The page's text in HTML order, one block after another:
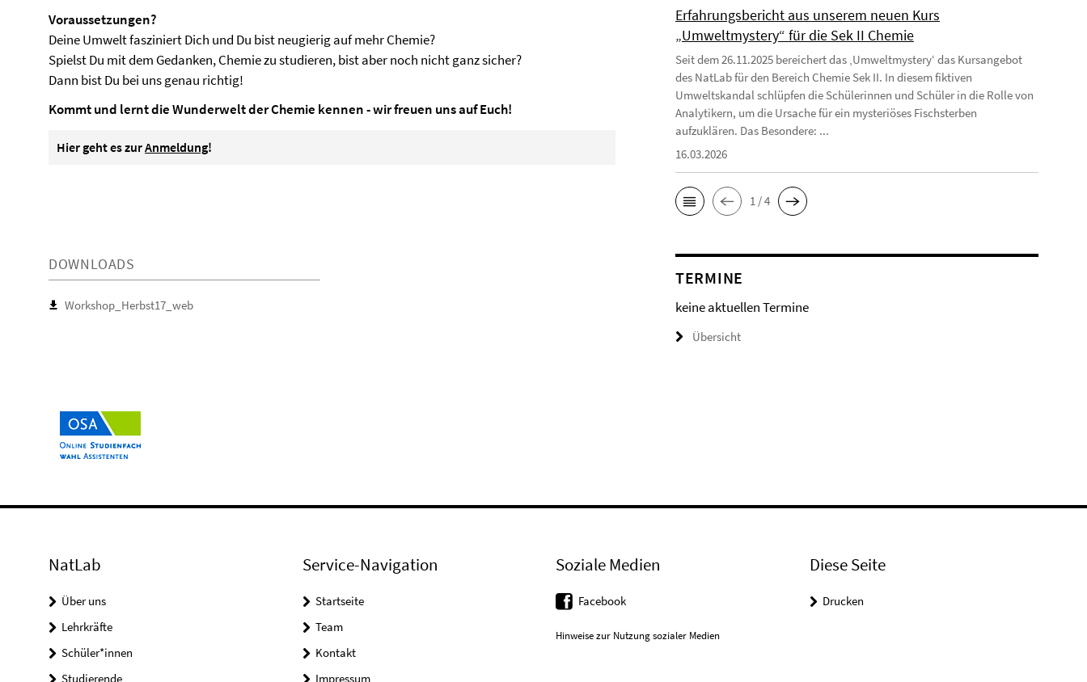
Voraussetzungen?
Deine Umwelt fasziniert Dich und Du bist neugierig auf mehr Chemie?
Spielst Du mit dem Gedanken, Chemie zu studieren, bist aber noch nicht ganz sicher?
Dann bist Du bei uns genau richtig!
Kommt und lernt die Wunderwelt der Chemie kennen -wir freuen uns auf Euch!
Hier geht es zurAnmeldung!
DOWNLOADS
Workshop_Herbst17_web
Erfahrungsbericht aus unserem neuen Kurs
„Umweltmystery“ für die Sek II Chemie
Seit dem 26.11.2025 bereichert das ‚Umweltmystery‘ das Kursangebot
des NatLab für den Bereich Chemie Sek II. In diesem fiktiven
Umweltskandal schlüpfen die Schülerinnen und Schüler in die Rolle von
Analytikern, um die Ursache für ein mysteriöses Fischsterben
aufzuklären. Das Besondere: ...
16.03.2026
1 / 4
TERMINE
keine aktuellen Termine
Übersicht
NatLab
Über uns
Lehrkräfte
Schüler*innen
Studierende
Service-Navigation
Startseite
Team
Kontakt
Impressum
Soziale Medien
Facebook
Hinweise zur Nutzung sozialer Medien
Diese Seite
Drucken